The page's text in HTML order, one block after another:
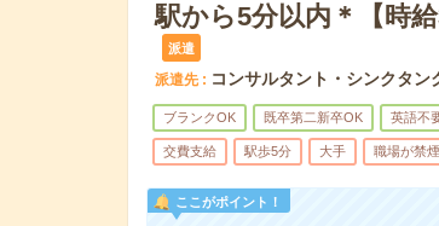
駅から5分以内＊【時
派遣
派遣先 コンサルタント・シンクタン
ブランクOK 既卒第二新卒OK 英語不
交費支給 駅歩5分 大手 職場が禁煙
ここがポイント！